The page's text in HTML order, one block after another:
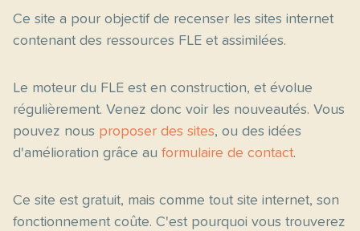
Ce site a pour objectif de recenser les sites internet
contenant des ressources FLE et assimilées.
Le moteur du FLE est en construction, et évolue
régulièrement. Venez donc voir les nouveautés. Vous
pouvez nous proposer des sites, ou des idées
d'amélioration grâce au formulaire de contact.
Ce site est gratuit, mais comme tout site internet, son
fonctionnement coûte. C'est pourquoi vous trouverez